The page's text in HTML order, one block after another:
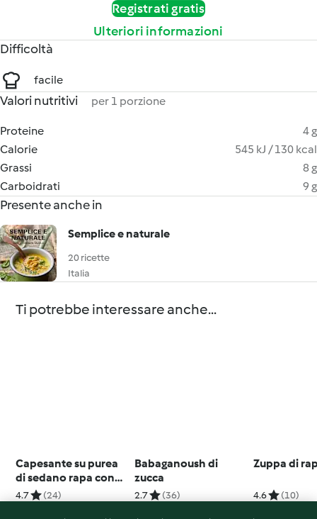
Registrati gratis
Ulteriori informazioni
Difficoltà
facile
Valori nutritivi per 1 porzione
Proteine
4 g
Calorie
545 kJ / 130 kcal
Grassi
8 g
Carboidrati
9 g
Presente anche in
Semplice e naturale
20 ricette
Italia
Ti potrebbe interessare anche...
Capesante su purea
di sedano rapa con
verza croccante
4.7 (24)
Babaganoush di
zucca
2.7 (36)
Zuppa di
4.6 (10)